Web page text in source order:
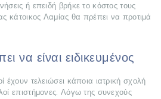
ή επειδή βρήκε το κόστος τους
κάτοικος Λαμίας θα πρέπει να προτιμά
να είναι ειδικευμένος
έχουν τελειώσει κάποια ιατρική σχολή
επιστήμονες. Λόγω της συνεχούς